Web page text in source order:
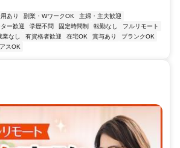
あり 副業・WワークOK
主婦・主夫歓迎
ー歓迎 学歴不問 固定時間制 転勤なし
フルリモート
業なし 有資格者歓迎 在宅OK 賞与あり
ブランクOK
スOK